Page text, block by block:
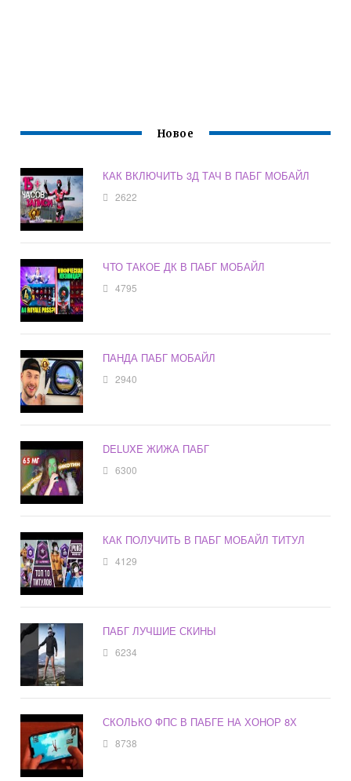
Новое
КАК ВКЛЮЧИТЬ 3Д ТАЧ В ПАБГ МОБАЙЛ
2622
ЧТО ТАКОЕ ДК В ПАБГ МОБАЙЛ
4795
ПАНДА ПАБГ МОБАЙЛ
2940
DELUXE ЖИЖА ПАБГ
6300
КАК ПОЛУЧИТЬ В ПАБГ МОБАЙЛ ТИТУЛ
4129
ПАБГ ЛУЧШИЕ СКИНЫ
6234
СКОЛЬКО ФПС В ПАБГЕ НА ХОНОР 8Х
8738